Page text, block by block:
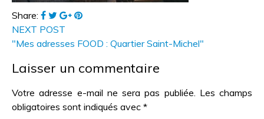
Share:
NEXT POST
"Mes adresses FOOD : Quartier Saint-Michel"
Laisser un commentaire
Votre adresse e-mail ne sera pas publiée. Les champs
obligatoires sont indiqués avec *